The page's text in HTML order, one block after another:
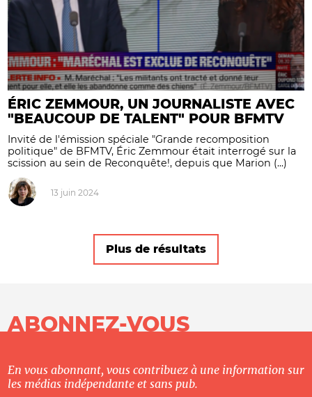
ÉRIC ZEMMOUR, UN JOURNALISTE AVEC
"BEAUCOUP DE TALENT" POUR BFMTV
Invité de l'émission spéciale "Grande recomposition
politique" de BFMTV, Éric Zemmour était interrogé sur la
scission au sein de Reconquête!, depuis que Marion (...)
13 juin 2024
Plus de résultats
ABONNEZ-VOUS
En vous abonnant, vous contribuez à une information sur
les médias indépendante et sans pub.